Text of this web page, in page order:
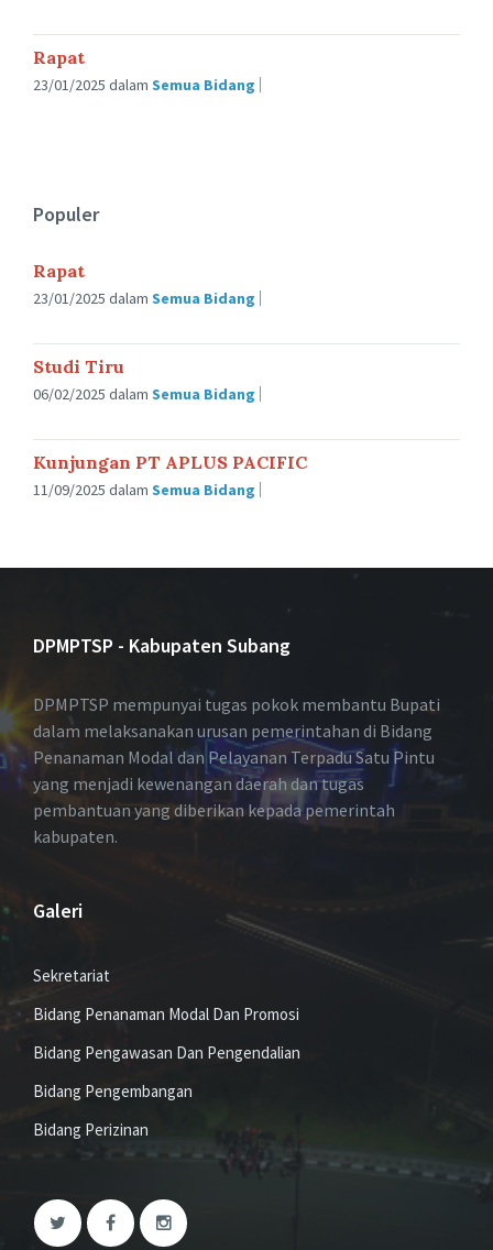
Rapat
23/01/2025 dalam Semua Bidang
Populer
Rapat
23/01/2025 dalam Semua Bidang
Studi Tiru
06/02/2025 dalam Semua Bidang
Kunjungan PT APLUS PACIFIC
11/09/2025 dalam Semua Bidang
DPMPTSP - Kabupaten Subang
DPMPTSP mempunyai tugas pokok membantu Bupati
dalam melaksanakan urusan pemerintahan di Bidang
Penanaman Modal dan Pelayanan Terpadu Satu Pintu
yang menjadi kewenangan daerah dan tugas
pembantuan yang diberikan kepada pemerintah
kabupaten.
Galeri
Sekretariat
Bidang Penanaman Modal Dan Promosi
Bidang Pengawasan Dan Pengendalian
Bidang Pengembangan
Bidang Perizinan